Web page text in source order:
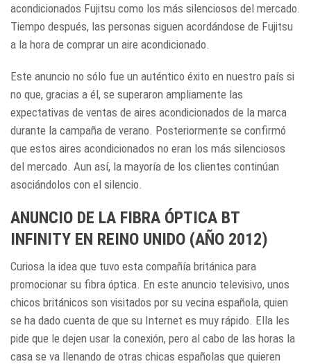
acondicionados Fujitsu como los más silenciosos del mercado.
Tiempo después, las personas siguen acordándose de Fujitsu
a la hora de comprar un aire acondicionado.
Este anuncio no sólo fue un auténtico éxito en nuestro país si
no que, gracias a él, se superaron ampliamente las
expectativas de ventas de aires acondicionados de la marca
durante la campaña de verano. Posteriormente se confirmó
que estos aires acondicionados no eran los más silenciosos
del mercado. Aun así, la mayoría de los clientes continúan
asociándolos con el silencio.
ANUNCIO DE LA FIBRA ÓPTICA BT
INFINITY EN REINO UNIDO (AÑO 2012)
Curiosa la idea que tuvo esta compañía británica para
promocionar su fibra óptica. En este anuncio televisivo, unos
chicos británicos son visitados por su vecina española, quien
se ha dado cuenta de que su Internet es muy rápido. Ella les
pide que le dejen usar la conexión, pero al cabo de las horas la
casa se va llenando de otras chicas españolas que quieren